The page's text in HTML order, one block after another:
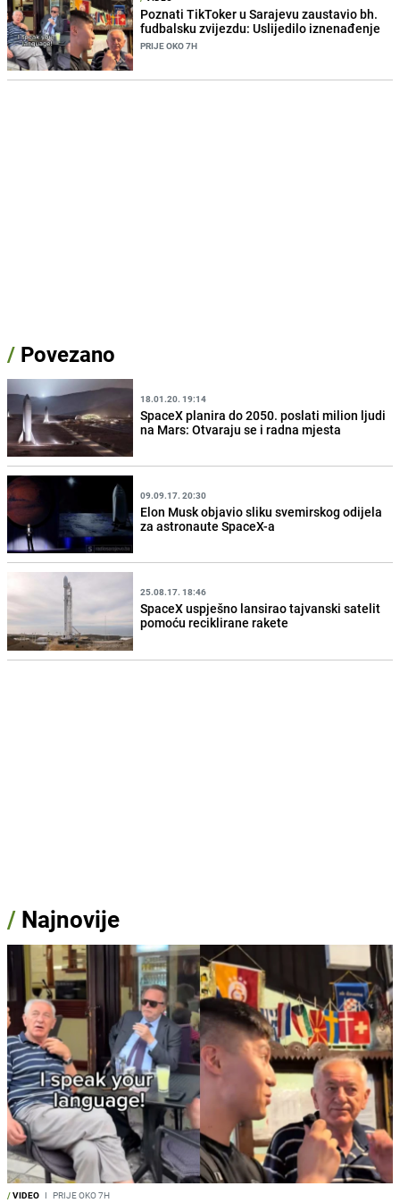
Poznati TikToker u Sarajevu zaustavio bh.
fudbalsku zvijezdu: Uslijedilo iznenađenje
PRIJE OKO 7H
/ Povezano
18.01.20. 19:14
SpaceX planira do 2050. poslati milion ljudi
na Mars: Otvaraju se i radna mjesta
09.09.17. 20:30
Elon Musk objavio sliku svemirskog odijela
za astronaute SpaceX-a
25.08.17. 18:46
SpaceX uspješno lansirao tajvanski satelit
pomoću reciklirane rakete
/ Najnovije
/VIDEO I PRIJE OKO 7H